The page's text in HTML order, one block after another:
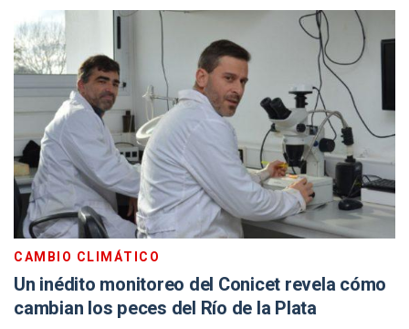
CAMBIO CLIMÁTICO
Un inédito monitoreo del Conicet revela cómo
cambian los peces del Río de la Plata